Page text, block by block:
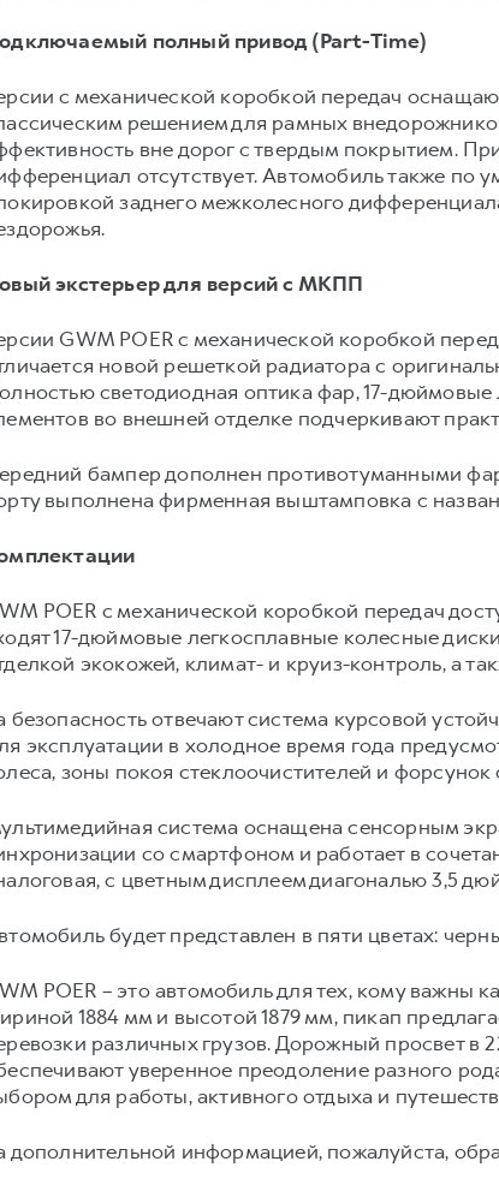
полный привод (Part-Time)
с механической коробкой передач
решением для рамных
вне дорог с твердым покрытием.
отсутствует. Автомобиль также
заднего межколесного
экстерьер для версий с МКПП
GWM POER с механической коробкой
новой решеткой радиатора с
светодиодная оптика фар, 17-
во внешней отделке подчеркивают
бампер дополнен противотуманными
выполнена фирменная выштамповка с
POER с механической коробкой передач
17-дюймовые легкосплавные колесные
экокожей, климат- и круиз-контроль, а
безопасность отвечают система курсовой
эксплуатации в холодное время года
зоны покоя стеклоочистителей и форсунок
система оснащена сенсорным
со смартфоном и работает в
с цветным дисплеем диагональю 3,5
будет представлен в пяти цветах:
POER – это автомобиль для тех, кому важны
1884 мм и высотой 1879 мм, пикап
различных грузов. Дорожный просвет
уверенное преодоление разного
для работы, активного отдыха и
дополнительной информацией, пожалуйста,